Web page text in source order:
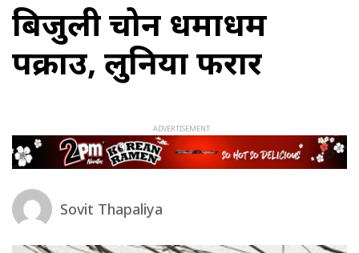
बिजुली चोर्ने धमाधम
पक्राउ, लुनिया फरार
Sovit Thapaliya